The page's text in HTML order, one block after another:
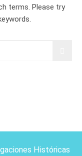
terms. Please try
Históricas